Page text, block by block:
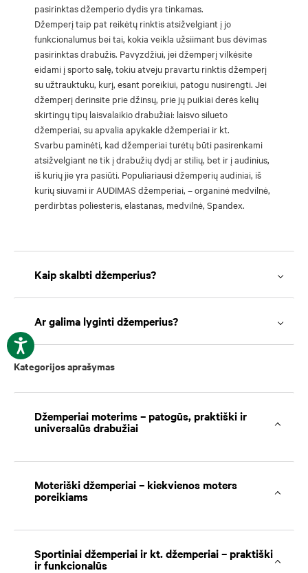
pasirinktas džemperio dydis yra tinkamas.
Džemperį taip pat reikėtų rinktis atsižvelgiant į jo
funkcionalumus bei tai, kokia veikla užsiimant bus dėvimas
pasirinktas drabužis. Pavyzdžiui, jei džemperį vilkėsite
eidami į sporto salę, tokiu atveju pravartu rinktis džemperį
su užtrauktuku, kurį, esant poreikiui, patogu nusirengti. Jei
džemperį derinsite prie džinsų, prie jų puikiai derės kelių
skirtingų tipų laisvalaikio drabužiai: laisvo silueto
džemperiai, su apvalia apykakle džemperiai ir kt.
Svarbu paminėti, kad džemperiai turėtų būti pasirenkami
atsižvelgiant ne tik į drabužių dydį ar stilių, bet ir į audinius,
iš kurių jie yra pasiūti. Populiariausi džemperių audiniai, iš
kurių siuvami ir AUDIMAS džemperiai, – organinė medvilnė,
perdirbtas poliesteris, elastanas, medvilnė, Spandex.
Kaip skalbti džemperius?
Ar galima lyginti džemperius?
Kategorijos aprašymas
Džemperiai moterims – patogūs, praktiški ir
universalūs drabužiai
Moteriški džemperiai – kiekvienos moters
poreikiams
Sportiniai džemperiai ir kt. džemperiai – praktiški
ir funkcionalūs